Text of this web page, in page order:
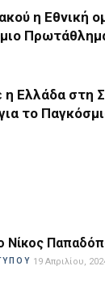
η Εθνική
Ελλάδα στη
το
Νίκος
19 Απριλίου,